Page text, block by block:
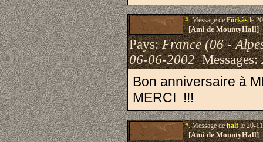
#.Message deFõrkàsle
[Ami de MountyHall]
Pays:France (06 -
06-06-2002Messages:
Bon anniversaire à
MERCI !!!
#.Message dehalfle 20-
[Ami de MountyHall]